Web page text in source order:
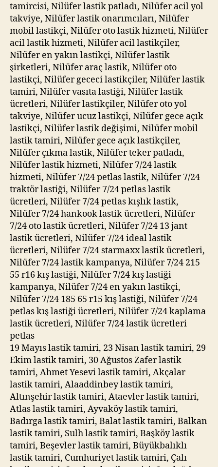
tamircisi, Nilüfer lastik patladı, Nilüfer acil yol
takviye, Nilüfer lastik onarımcıları, Nilüfer
mobil lastikçi, Nilüfer oto lastik hizmeti, Nilüfer
acil lastik hizmeti, Nilüfer acil lastikçiler,
Nilüfer en yakın lastikçi, Nilüfer lastik
şirketleri, Nilüfer araç lastik, Nilüfer oto
lastikçi, Nilüfer gececi lastikçiler, Nilüfer lastik
tamiri, Nilüfer vasıta lastiği, Nilüfer lastik
ücretleri, Nilüfer lastikçiler, Nilüfer oto yol
takviye, Nilüfer ucuz lastikçi, Nilüfer gece açık
lastikçi, Nilüfer lastik değişimi, Nilüfer mobil
lastik tamiri, Nilüfer gece açık lastikçiler,
Nilüfer çıkma lastik, Nilüfer teker patladı,
Nilüfer lastik hizmeti, Nilüfer 7/24 lastik
hizmeti, Nilüfer 7/24 petlas lastik, Nilüfer 7/24
traktör lastiği, Nilüfer 7/24 petlas lastik
ücretleri, Nilüfer 7/24 petlas kışlık lastik,
Nilüfer 7/24 hankook lastik ücretleri, Nilüfer
7/24 oto lastik ücretleri, Nilüfer 7/24 13 jant
lastik ücretleri, Nilüfer 7/24 ideal lastik
ücretleri, Nilüfer 7/24 starmaxx lastik ücretleri,
Nilüfer 7/24 lastik kampanya, Nilüfer 7/24 215
55 r16 kış lastiği, Nilüfer 7/24 kış lastiği
kampanya, Nilüfer 7/24 en yakın lastikçi,
Nilüfer 7/24 185 65 r15 kış lastiği, Nilüfer 7/24
petlas kış lastiği ücretleri, Nilüfer 7/24 kaplama
lastik ücretleri, Nilüfer 7/24 lastik ücretleri
petlas
19 Mayıs lastik tamiri, 23 Nisan lastik tamiri, 29
Ekim lastik tamiri, 30 Ağustos Zafer lastik
tamiri, Ahmet Yesevi lastik tamiri, Akçalar
lastik tamiri, Alaaddinbey lastik tamiri,
Altınşehir lastik tamiri, Ataevler lastik tamiri,
Atlas lastik tamiri, Ayvaköy lastik tamiri,
Badırga lastik tamiri, Balat lastik tamiri, Balkan
lastik tamiri, Sulh lastik tamiri, Başköy lastik
tamiri, Beşevler lastik tamiri, Büyükbalıklı
lastik tamiri, Cumhuriyet lastik tamiri, Çalı